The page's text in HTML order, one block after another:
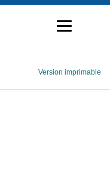
Version imprimable